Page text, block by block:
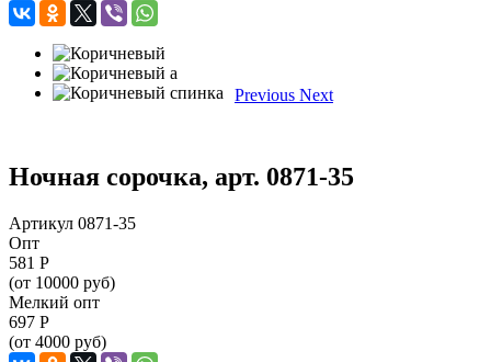
Previous Next
Ночная сорочка, арт. 0871-35
Артикул 0871-35
Опт
581 Р
(от 10000 руб)
Мелкий опт
697 Р
(от 4000 руб)